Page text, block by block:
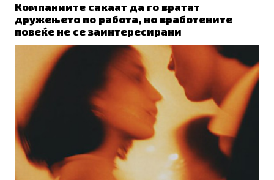
Компаниите сакаат да го вратат
дружењето по работа, но вработените
повеќе не се заинтересирани